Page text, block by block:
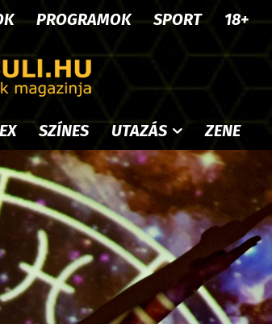
PROGRAMOK SPORT 18+
SZÍNES UTAZÁS ZENE